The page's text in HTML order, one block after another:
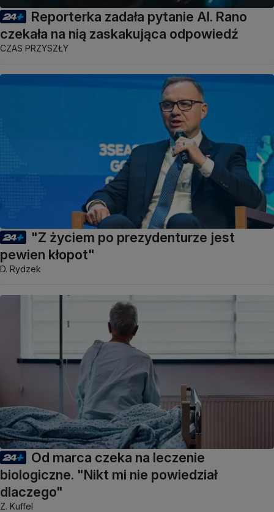
Reporterka zadała pytanie AI. Rano
czekała na nią zaskakująca odpowiedź
CZAS PRZYSZŁY
"Z życiem po prezydenturze jest
pewien kłopot"
D. Rydzek
Od marca czeka na leczenie
biologiczne. "Nikt mi nie powiedział
dlaczego"
Z. Kuffel